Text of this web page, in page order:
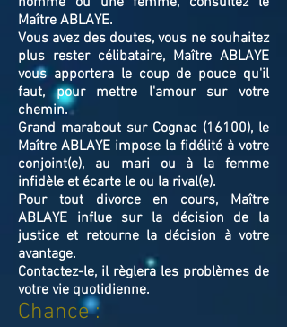
Maître ABLAYE.
Vous avez des doutes, vous ne souhaitez
plus rester célibataire, Maître ABLAYE
vous apportera le coup de pouce qu'il
faut, pour mettre l'amour sur votre
chemin.
Grand marabout sur Cognac (16100), le
Maître ABLAYE impose la fidélité à votre
conjoint(e), au mari ou à la femme
infidèle et écarte le ou la rival(e).
Pour tout divorce en cours, Maître
ABLAYE influe sur la décision de la
justice et retourne la décision à votre
avantage.
Contactez-le, il règlera les problèmes de
votre vie quotidienne.
Chance :